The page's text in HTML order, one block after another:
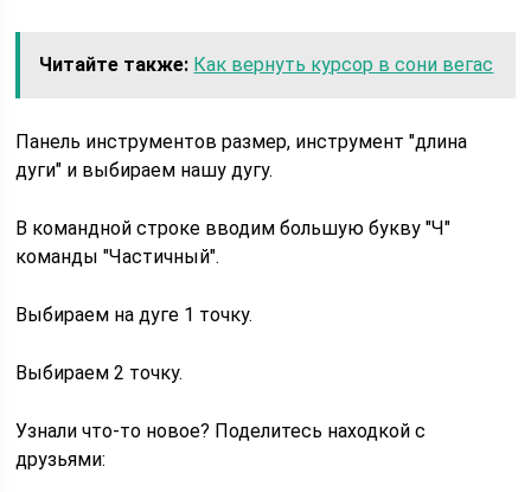
Читайте также: Как вернуть курсор в сони вегас
Панель инструментов размер, инструмент "длина
дуги" и выбираем нашу дугу.
В командной строке вводим большую букву "Ч"
команды "Частичный".
Выбираем на дуге 1 точку.
Выбираем 2 точку.
Узнали что-то новое? Поделитесь находкой с
друзьями: